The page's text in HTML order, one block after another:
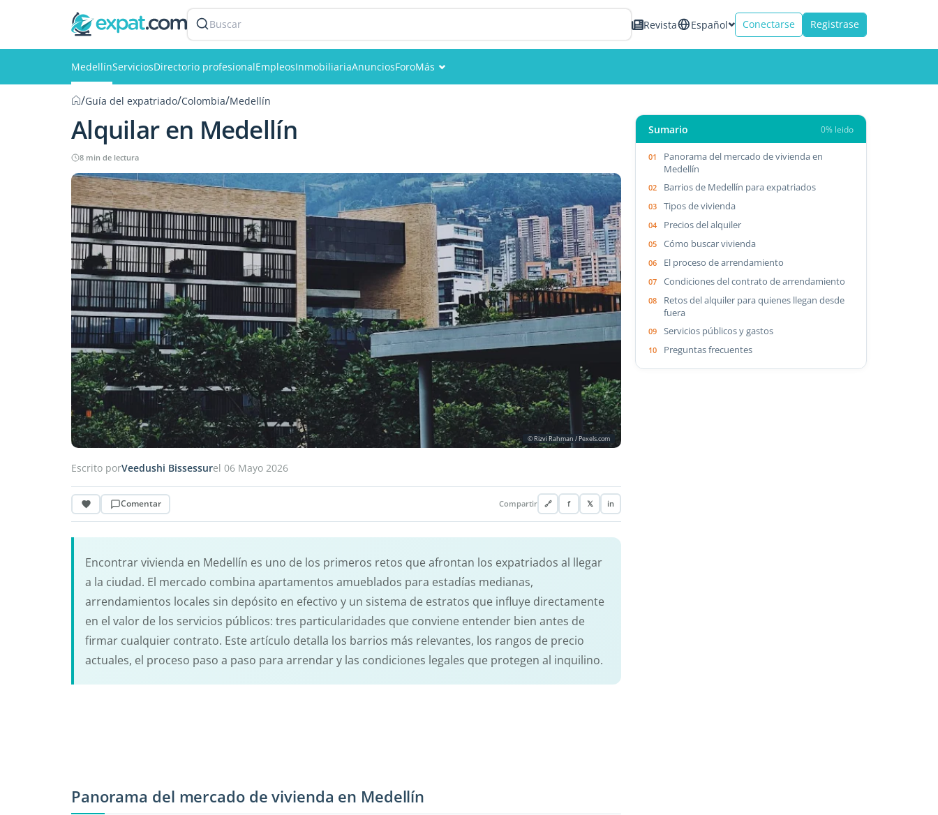
Buscar Revista Español Conectarse Registrase
MedellínServiciosDirectorio profesionalEmpleosInmobiliariaAnunciosForoMás
/Guía del expatriado/Colombia/Medellín
Alquilar en Medellín
8 min de lectura
© Rizvi Rahman / Pexels.com
Escrito porVeedushi Bissessurel 06 Mayo 2026
Comentar Compartir 🔗 f 𝕏 in
Encontrar vivienda en Medellín es uno de los primeros retos que afrontan los expatriados al llegar
a la ciudad. El mercado combina apartamentos amueblados para estadías medianas,
arrendamientos locales sin depósito en efectivo y un sistema de estratos que influye directamente
en el valor de los servicios públicos: tres particularidades que conviene entender bien antes de
firmar cualquier contrato. Este artículo detalla los barrios más relevantes, los rangos de precio
actuales, el proceso paso a paso para arrendar y las condiciones legales que protegen al inquilino.
Panorama del mercado de vivienda en Medellín
Sumario 0% leido
Panorama del mercado de vivienda en
Medellín
Barrios de Medellín para expatriados
Tipos de vivienda
Precios del alquiler
Cómo buscar vivienda
El proceso de arrendamiento
Condiciones del contrato de arrendamiento
Retos del alquiler para quienes llegan desde
fuera
Servicios públicos y gastos
Preguntas frecuentes